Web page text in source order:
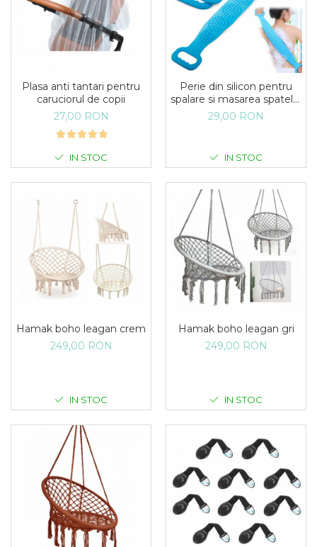
Plasa anti tantari pentru
caruciorul de copii
27,00 RON
IN STOC
Perie din silicon pentru
spalare si masarea spatelui
roz
29,00 RON
IN STOC
Hamak boho leagan crem
249,00 RON
IN STOC
Hamak boho leagan gri
249,00 RON
IN STOC